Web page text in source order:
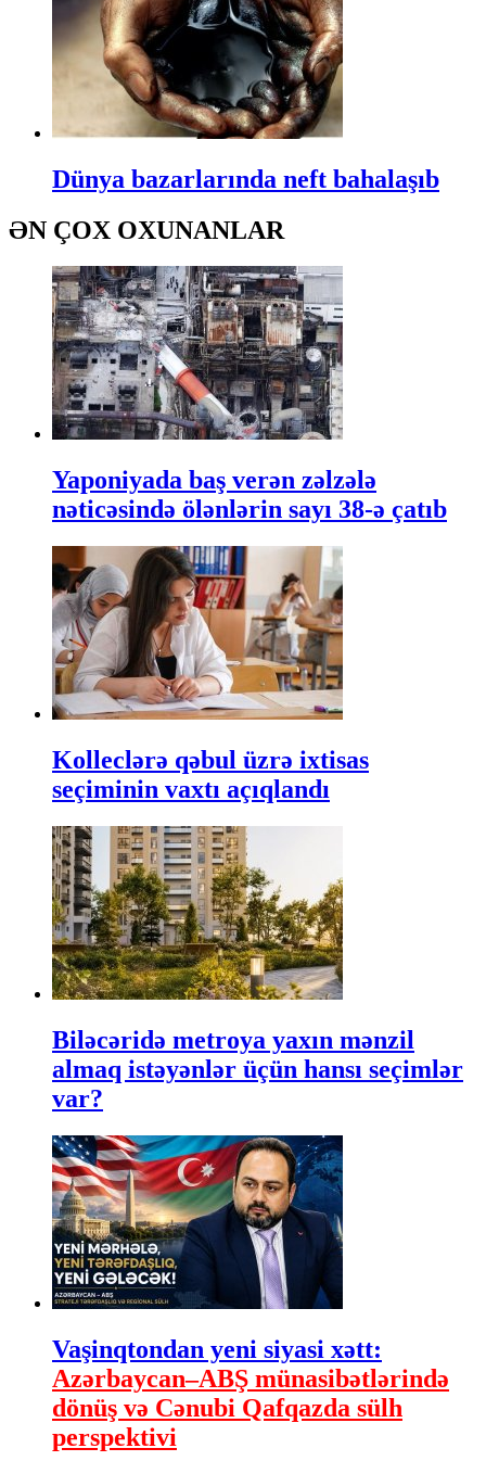
Dünya bazarlarında neft bahalaşıb
ƏN ÇOX OXUNANLAR
Yaponiyada baş verən zəlzələ
nəticəsində ölənlərin sayı 38-ə çatıb
Kolleclərə qəbul üzrə ixtisas
seçiminin vaxtı açıqlandı
Biləcəridə metroya yaxın mənzil
almaq istəyənlər üçün hansı seçimlər
var?
Vaşinqtondan yeni siyasi xətt:
Azərbaycan–ABŞ münasibətlərində
dönüş və Cənubi Qafqazda sülh
perspektivi